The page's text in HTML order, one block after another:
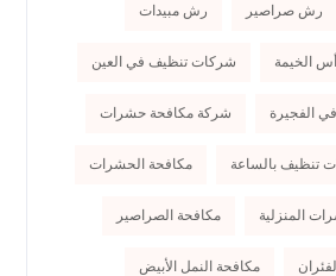
رش صراصير رش مبيدات
الخيمة شركات تنظيف في العين
الفجيرة شركة مكافحة حشرات
تنظيف بالساعة مكافحة الحشرات
المنزلية مكافحة الصراصير
مكافحة النمل الأبيض